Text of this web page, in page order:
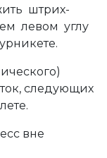
штрих-
левом углу
следующих
вне